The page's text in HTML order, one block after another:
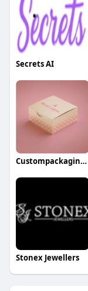
Secrets AI
Custompackaging boxesusa
Stonex Jewellers